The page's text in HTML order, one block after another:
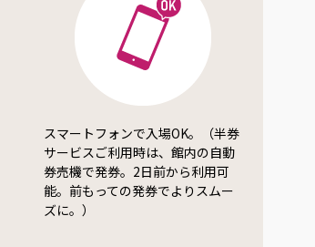
スマートフォンで入場OK。（半券
サービスご利用時は、館内の自動
券売機で発券。2日前から利用可
能。前もっての発券でよりスムー
ズに。）